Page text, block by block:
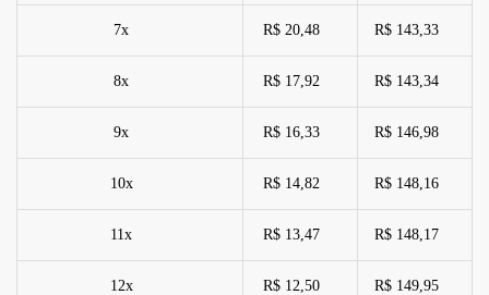
7x R$ 20,48 R$ 143,33
8x R$ 17,92 R$ 143,34
9x R$ 16,33 R$ 146,98
10x R$ 14,82 R$ 148,16
11x R$ 13,47 R$ 148,17
12x R$ 12,50 R$ 149,95